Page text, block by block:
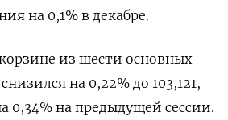
на 0,1% в декабре.
из шести основных
на 0,22% до 103,121​,
0,34% на предыдущей сессии.